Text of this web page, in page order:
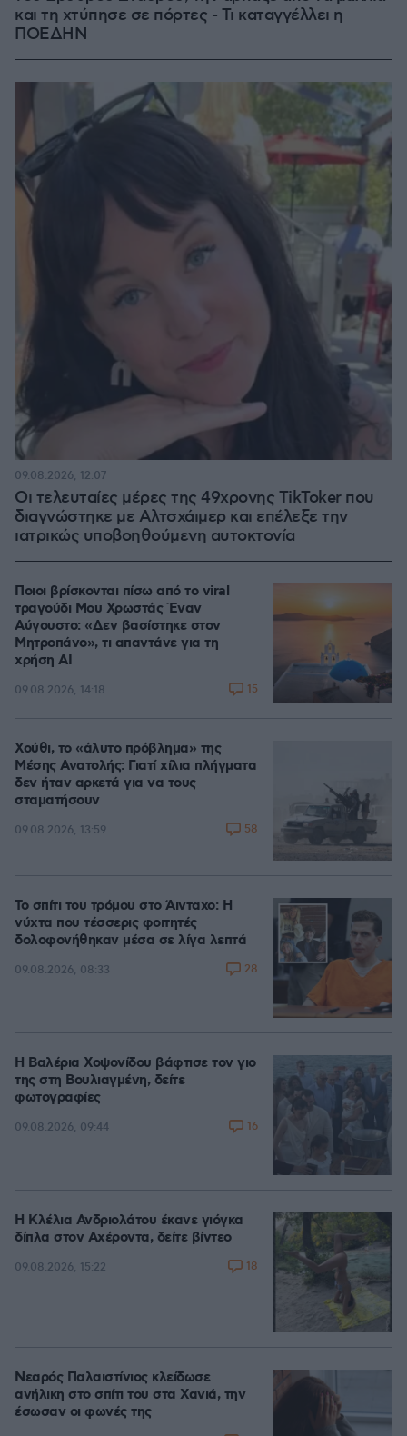
και τη χτύπησε σε πόρτες - Τι καταγγέλλει η
ΠΟΕΔΗΝ
Οι τελευταίες μέρες της 49χρονης TikToker που
διαγνώστηκε με Αλτσχάιμερ και επέλεξε την
ιατρικώς υποβοηθούμενη αυτοκτονία
09.08.2026, 12:07
Ποιοι βρίσκονται πίσω από το viral
τραγούδι Μου Χρωστάς Έναν
Αύγουστο: «Δεν βασίστηκε στον
Μητροπάνο», τι απαντάνε για τη
χρήση AI
09.08.2026, 14:18 15
Χούθι, το «άλυτο πρόβλημα» της
Μέσης Ανατολής: Γιατί χίλια πλήγματα
δεν ήταν αρκετά για να τους
σταματήσουν
09.08.2026, 13:59 58
Το σπίτι του τρόμου στο Άινταχο: Η
νύχτα που τέσσερις φοιτητές
δολοφονήθηκαν μέσα σε λίγα λεπτά
09.08.2026, 08:33 28
Η Βαλέρια Χοψονίδου βάφτισε τον γιο
της στη Βουλιαγμένη, δείτε
φωτογραφίες
09.08.2026, 09:44 16
Η Κλέλια Ανδριολάτου έκανε γιόγκα
δίπλα στον Αχέροντα, δείτε βίντεο
09.08.2026, 15:22 18
Νεαρός Παλαιστίνιος κλείδωσε
ανήλικη στο σπίτι του στα Χανιά, την
έσωσαν οι φωνές της